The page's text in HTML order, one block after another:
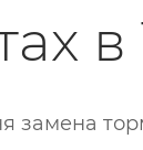
замена